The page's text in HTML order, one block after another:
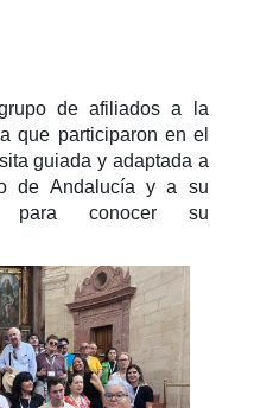
de afiliados a la
que participaron en el
guiada y adaptada a
de Andalucía y a su
conocer su